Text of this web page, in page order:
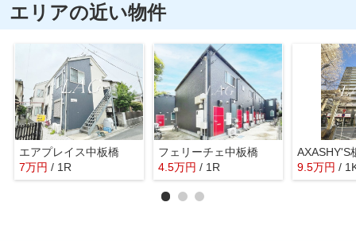
エリアの近い物件
エアプレイス中板橋
7万円 / 1R
フェリーチェ中板橋
4.5万円 / 1R
AXASHY'S
9.5万円 /